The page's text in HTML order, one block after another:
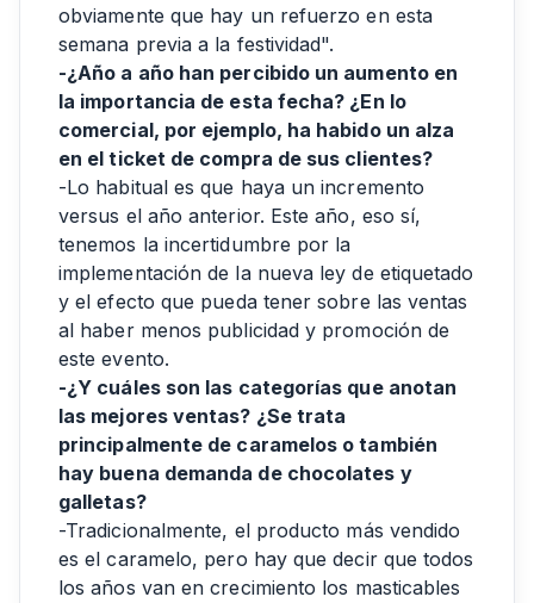
obviamente que hay un refuerzo en esta
semana previa a la festividad".
-¿Año a año han percibido un aumento en
la importancia de esta fecha? ¿En lo
comercial, por ejemplo, ha habido un alza
en el ticket de compra de sus clientes?
-Lo habitual es que haya un incremento
versus el año anterior. Este año, eso sí,
tenemos la incertidumbre por la
implementación de la nueva ley de etiquetado
y el efecto que pueda tener sobre las ventas
al haber menos publicidad y promoción de
este evento.
-¿Y cuáles son las categorías que anotan
las mejores ventas? ¿Se trata
principalmente de caramelos o también
hay buena demanda de chocolates y
galletas?
-Tradicionalmente, el producto más vendido
es el caramelo, pero hay que decir que todos
los años van en crecimiento los masticables